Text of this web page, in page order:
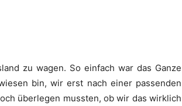
zu wagen. So einfach war das Ganze
bin, wir erst nach einer passenden
überlegen mussten, ob wir das wirklich